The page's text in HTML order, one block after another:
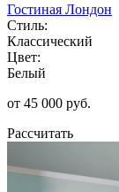
Гостиная Лондон
Стиль:
Классический
Цвет:
Белый
от 45 000 руб.
Рассчитать